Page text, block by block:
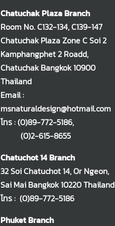
Chatuchak Plaza Branch
Room No. C132-134, C139-147
Chatuchak Plaza Zone C Soi 2
Kamphangphet 2 Roadd,
Chatuchak Bangkok 10900
Thailand
Email :
msnaturaldesign@hotmail.com
โทร :(0)89-772-5186,
(0)2-615-8655
Chatuchot 14 Branch
32 Soi Chatuchot 14, Or Ngeon,
Sai Mai Bangkok 10220 Thailand
โทร : (0)89-772-5186
Phuket Branch